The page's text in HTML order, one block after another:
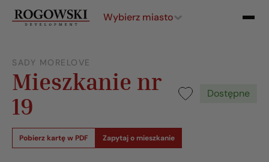
Wybierz miasto
SADY MORELOVE
Mieszkanie nr
19
Dostępne
Pobierz kartę w PDF Zapytaj o mieszkanie